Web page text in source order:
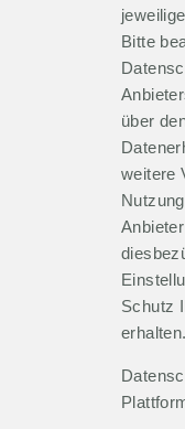
Bitte
über
weitere
Schutz
erhalten.